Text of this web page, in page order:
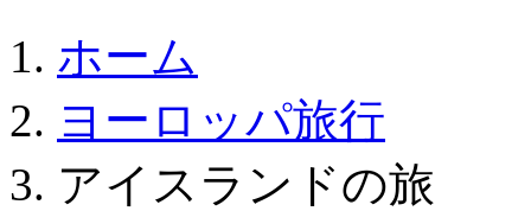
ホーム
ヨーロッパ旅行
アイスランドの旅